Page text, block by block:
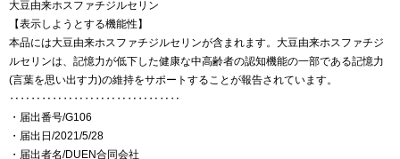
大豆由来ホスファチジルセリン
【表示しようとする機能性】
本品には大豆由来ホスファチジルセリンが含まれます。大豆由来ホスファチジ
ルセリンは、記憶力が低下した健康な中高齢者の認知機能の一部である記憶力
(言葉を思い出す力)の維持をサポートすることが報告されています。
‥‥‥‥‥‥‥‥‥‥‥‥‥‥‥‥
・届出番号/G106
・届出日/2021/5/28
・届出者名/DUEN合同会社